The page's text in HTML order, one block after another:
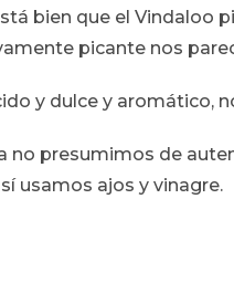
bien que el Vindaloo
picante nos
y dulce y aromático,
no presumimos de
usamos ajos y vinagre.